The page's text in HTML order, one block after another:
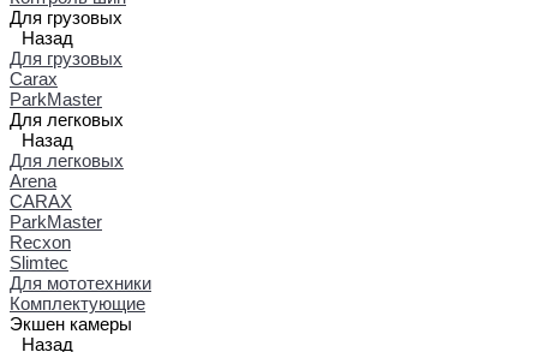
Для грузовых
Назад
Для грузовых
Carax
ParkMaster
Для легковых
Назад
Для легковых
Arena
CARAX
ParkMaster
Recxon
Slimtec
Для мототехники
Комплектующие
Экшен камеры
Назад